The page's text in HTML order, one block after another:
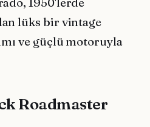
lüks bir vintage
ve güçlü motoruyla
Roadmaster